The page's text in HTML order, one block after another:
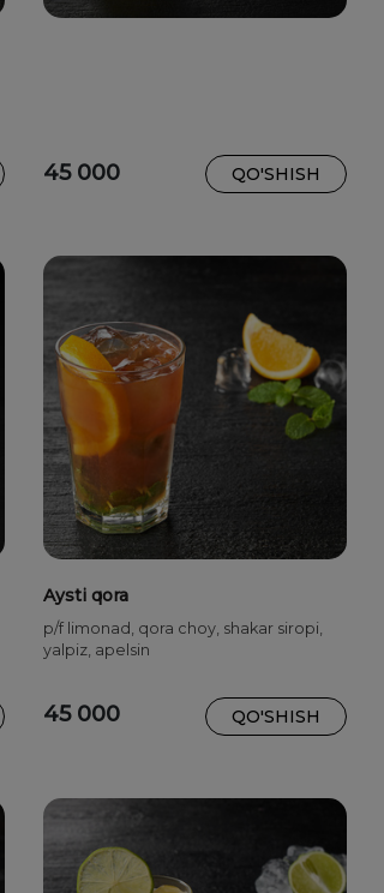
45 000 QO'SHISH
Aysti qora
p/f limonad, qora choy, shakar siropi,
yalpiz, apelsin
45 000 QO'SHISH